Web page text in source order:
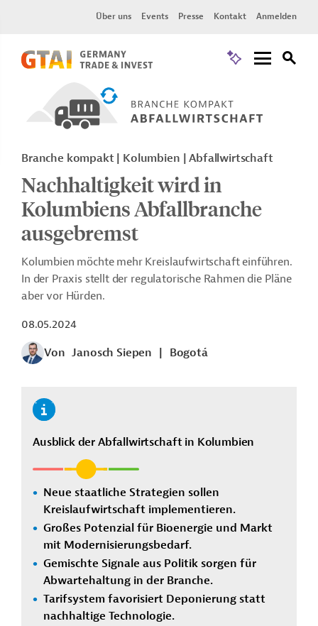
Über uns Events Presse Kontakt Anmelden
Branche kompakt | Kolumbien | Abfallwirtschaft
Nachhaltigkeit wird in
Kolumbiens Abfallbranche
ausgebremst
Kolumbien möchte mehr Kreislaufwirtschaft einführen.
In der Praxis stellt der regulatorische Rahmen die Pläne
aber vor Hürden.
08.05.2024
Von Janosch Siepen Bogotá
Ausblick der Abfallwirtschaft in Kolumbien
Neue staatliche Strategien sollen
Kreislaufwirtschaft implementieren.
Großes Potenzial für Bioenergie und Markt
mit Modernisierungsbedarf.
Gemischte Signale aus Politik sorgen für
Abwartehaltung in der Branche.
Tarifsystem favorisiert Deponierung statt
nachhaltige Technologie.